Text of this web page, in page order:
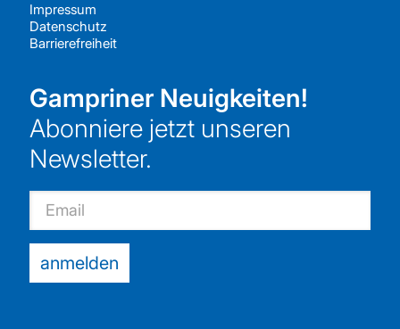
Impressum
Datenschutz
Barrierefreiheit
Gampriner Neuigkeiten!
Abonniere jetzt unseren
Newsletter.
Email
anmelden